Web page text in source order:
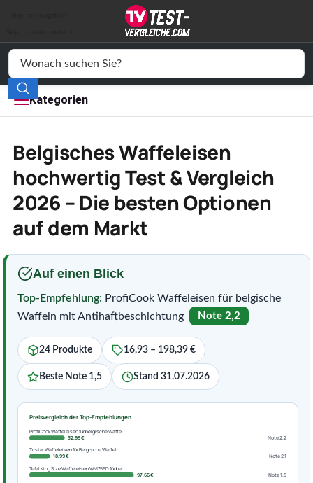
Kategorien
Elektronik
Freizeit
Mode
Wohnen
Service
Vergleichssiegel
Belgisches Waffeleisen
hochwertig Test & Vergleich
2026 – Die besten Optionen
auf dem Markt
Auf einen Blick
Top-Empfehlung: ProfiCook Waffeleisen für belgische
Waffeln mit Antihaftbeschichtung
Note 2,2
24 Produkte 16,93 – 198,39 €
Beste Note 1,5 Stand 31.07.2026
Preisvergleich der Top-Empfehlungen
ProfiCook Waffeleisen für belgische Waffel
32,99 €
Note 2,2
Tristar Waffeleisen für Belgische Waffeln
18,99 €
Note 2,1
Tefal King Size Waffeleisen WM756D für bel
97,66 €
Note 1,5